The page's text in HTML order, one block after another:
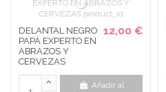
DELANTAL NEGRO
PAPÁ EXPERTO EN
ABRAZOS Y
CERVEZAS
12,00 €
Añadir al